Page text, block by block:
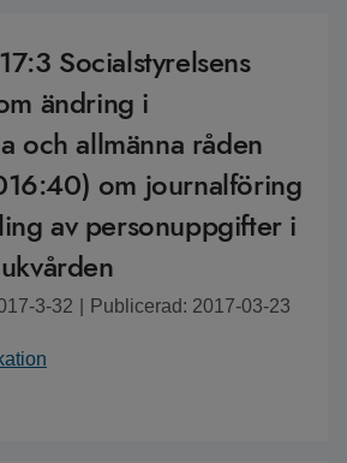
Socialstyrelsens
ändring i
och allmänna råden
om journalföring
av personuppgifter i
3-32 Publicerad: 2017-03-23